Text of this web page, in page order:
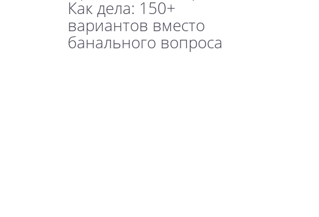
Как дела: 150+
вариантов вместо
банального вопроса